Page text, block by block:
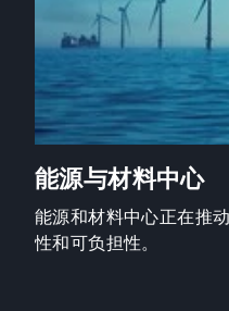
能源与材料中心
能源和材料中心正在推
性和可负担性。